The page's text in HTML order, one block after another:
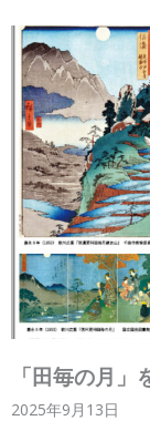
「田毎の月
2025年9月13日